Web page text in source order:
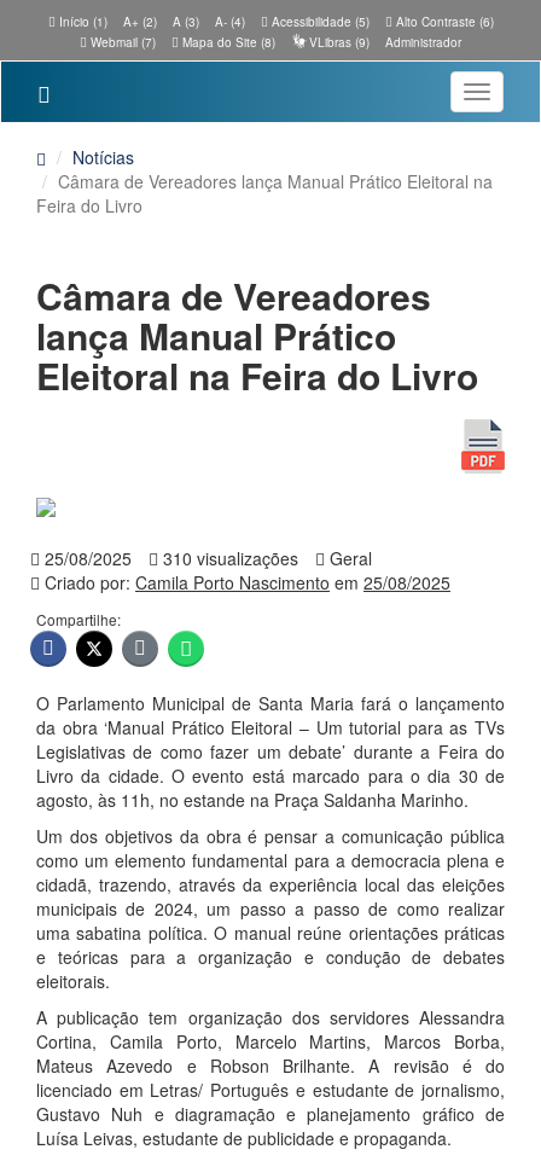
Início (1) A+ (2) A (3) A- (4) Acessibilidade (5)
Alto Contraste (6)
Webmail (7)
Mapa do Site (8) VLibras (9) Administrador
Toggle
Notícias
Câmara de Vereadores lança Manual Prático Eleitoral na
Feira do Livro
Câmara de Vereadores
lança Manual Prático
Eleitoral na Feira do Livro
25/08/2025 310 visualizações
Geral
Criado por: Camila Porto Nascimento em 25/08/2025
Compartilhe:
O Parlamento Municipal de Santa Maria fará o lançamento
da obra ‘Manual Prático Eleitoral – Um tutorial para as TVs
Legislativas de como fazer um debate’ durante a Feira do
Livro da cidade. O evento está marcado para o dia 30 de
agosto, às 11h, no estande na Praça Saldanha Marinho.
Um dos objetivos da obra é pensar a comunicação pública
como um elemento fundamental para a democracia plena e
cidadã, trazendo, através da experiência local das eleições
municipais de 2024, um passo a passo de como realizar
uma sabatina política. O manual reúne orientações práticas
e teóricas para a organização e condução de debates
eleitorais.
A publicação tem organização dos servidores Alessandra
Cortina, Camila Porto, Marcelo Martins, Marcos Borba,
Mateus Azevedo e Robson Brilhante. A revisão é do
licenciado em Letras/ Português e estudante de jornalismo,
Gustavo Nuh e diagramação e planejamento gráfico de
Luísa Leivas, estudante de publicidade e propaganda.